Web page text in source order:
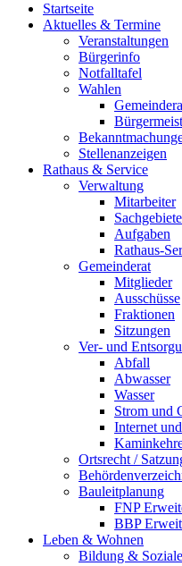
Startseite
Aktuelles & Termine
Veranstaltungen
Bürgerinfo
Notfalltafel
Wahlen
Stellenanzeigen
Rathaus & Service
Verwaltung
Mitarbeiter
Sachgebiete
Aufgaben
Rathaus-
Gemeinderat
Mitglieder
Ausschüsse
Fraktionen
Sitzungen
Ver- und
Abfall
Abwasser
Wasser
Strom und
Internet
Ortsrecht /
Bauleitplanung
FNP
BBP
Leben & Wohnen
Bildung &